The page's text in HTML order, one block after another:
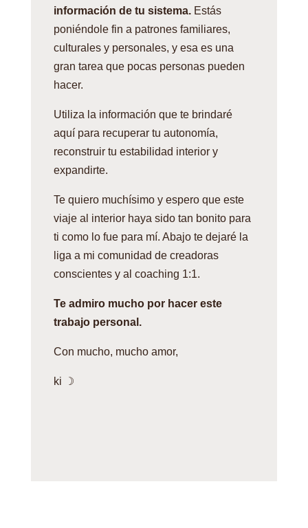
información de tu sistema. Estás
poniéndole fin a patrones familiares,
culturales y personales, y esa es una
gran tarea que pocas personas pueden
hacer.
Utiliza la información que te brindaré
aquí para recuperar tu autonomía,
reconstruir tu estabilidad interior y
expandirte.
Te quiero muchísimo y espero que este
viaje al interior haya sido tan bonito para
ti como lo fue para mí. Abajo te dejaré la
liga a mi comunidad de creadoras
conscientes y al coaching 1:1.
Te admiro mucho por hacer este
trabajo personal.
Con mucho, mucho amor,
ki ☽